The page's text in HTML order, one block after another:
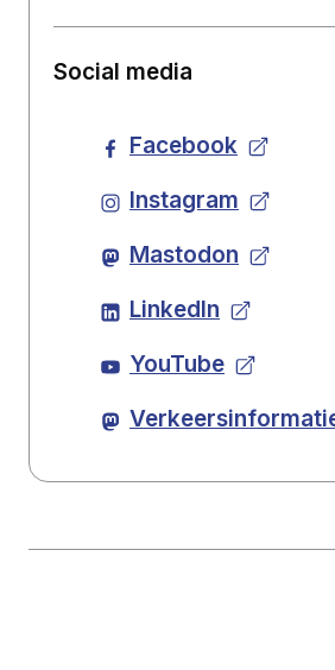
Social media
Facebook
Instagram
Mastodon
LinkedIn
YouTube